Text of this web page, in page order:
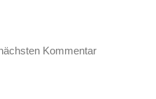
Kommentar